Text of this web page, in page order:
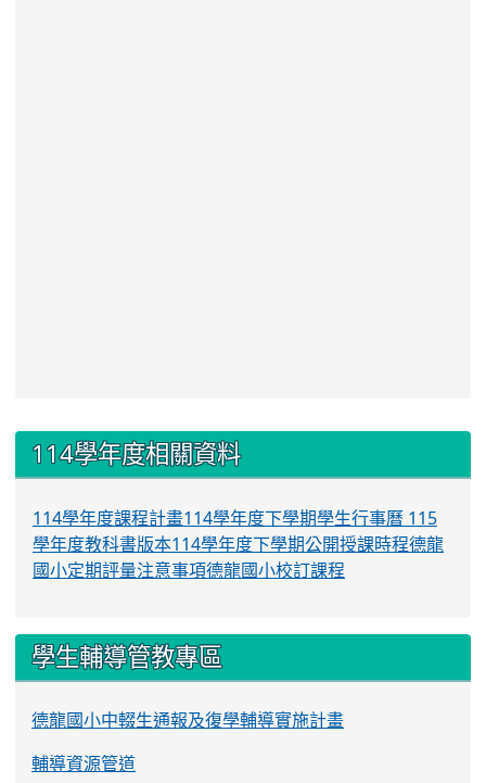
::: 114學年度相關資料
114學年度課程計畫114學年度下學期學生行事曆 115
學年度教科書版本114學年度下學期公開授課時程德龍
國小定期評量注意事項德龍國小校訂課程
學生輔導管教專區
德龍國小中輟生通報及復學輔導實施計畫
輔導資源管道